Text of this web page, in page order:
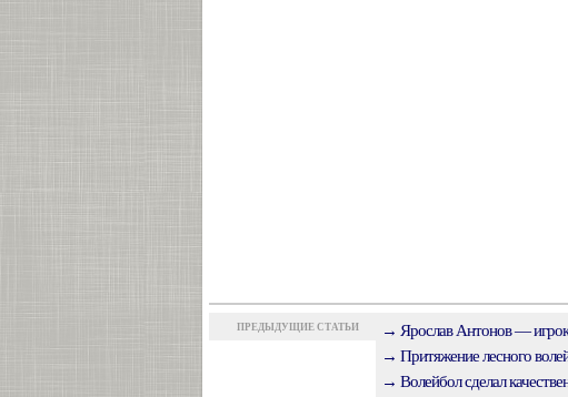
ПРЕДЫДУЩИЕ СТАТЬИ
→ Ярослав Антонов — игрок
→ Притяжение лесного
→ Волейбол сделал